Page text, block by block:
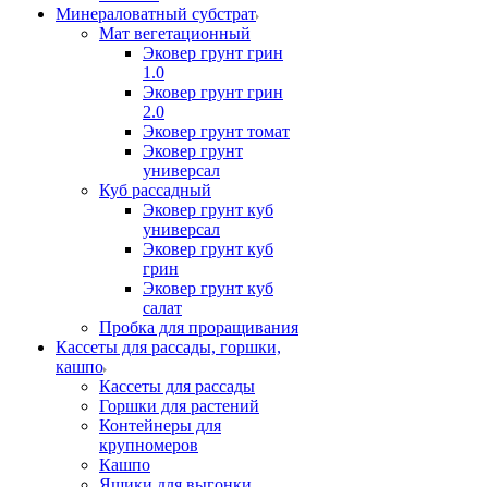
Минераловатный субстрат
Мат вегетационный
Эковер грунт грин
1.0
Эковер грунт грин
2.0
Эковер грунт томат
Эковер грунт
универсал
Куб рассадный
Эковер грунт куб
универсал
Эковер грунт куб
грин
Эковер грунт куб
салат
Пробка для проращивания
Кассеты для рассады, горшки,
кашпо
Кассеты для рассады
Горшки для растений
Контейнеры для
крупномеров
Кашпо